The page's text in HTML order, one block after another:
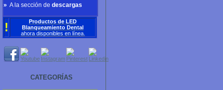
» A la sección de descargas
!
Productos de LED
Blanqueamiento Dental
ahora disponibles en línea.
CATEGORÍAS